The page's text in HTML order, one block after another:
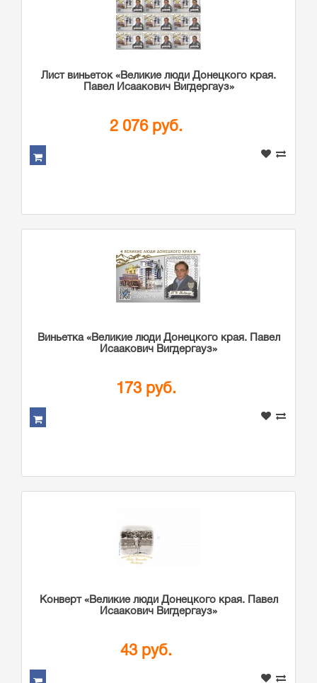
Лист виньеток «Великие люди Донецкого края.
Павел Исаакович Вигдергауз»
2 076 руб.
Виньетка «Великие люди Донецкого края. Павел
Исаакович Вигдергауз»
173 руб.
Конверт «Великие люди Донецкого края. Павел
Исаакович Вигдергауз»
43 руб.